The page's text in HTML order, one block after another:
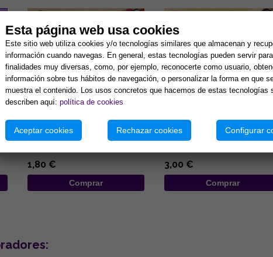
COLGANTE DE MADERA
COLORES Y OJO TURCO
6.5x19CM
...
1,80 €
Comprar
COLORES Y OJOS TURCOS
7x25CM
...
3,00 €
Comprar
Esta página web usa cookies
Este sitio web utiliza cookies y/o tecnologías similares que almacenan y
información cuando navegas. En general, estas tecnologías pueden servir para
finalidades muy diversas, como, por ejemplo, reconocerte como usuario,
información sobre tus hábitos de navegación, o personalizar la forma en que
muestra el contenido. Los usos concretos que hacemos de estas tecnologías
describen aquí: política de cookies
Aceptar cookies Rechazar cookies Configurar